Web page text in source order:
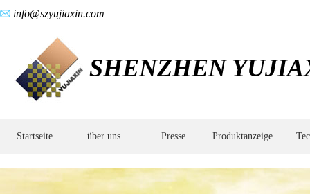
info@szyujiaxin.com
SHENZHEN
Startseite über uns Presse Produktanzeige
Metallpulvermetallurgie,Sinterteile